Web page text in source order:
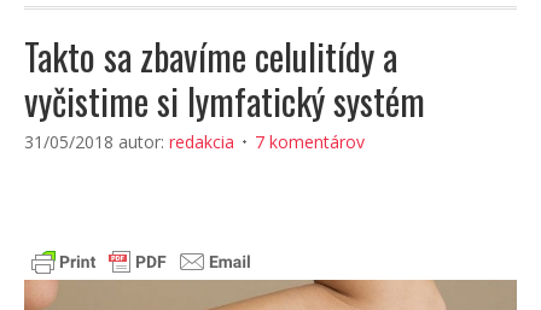
Takto sa zbavíme celulitídy a
vyčistime si lymfatický systém
31/05/2018 autor: redakcia 7 komentárov